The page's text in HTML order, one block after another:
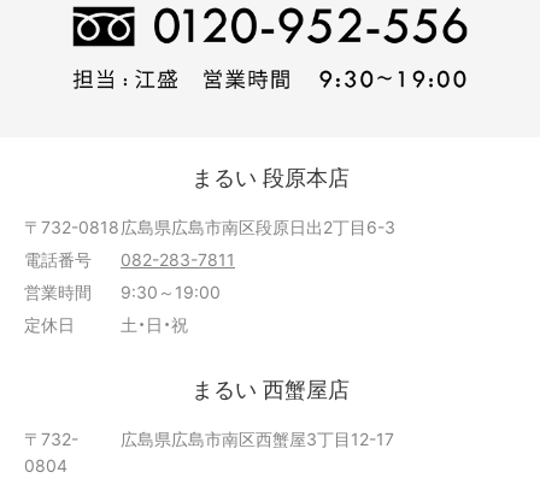
まるい 段原本店
〒732-0818広島県広島市南区段原日出2丁目6-3
電話番号
082-283-7811
営業時間
9:30～19:00
定休日
土・日・祝
まるい 西蟹屋店
〒732-
0804
広島県広島市南区西蟹屋3丁目12-17